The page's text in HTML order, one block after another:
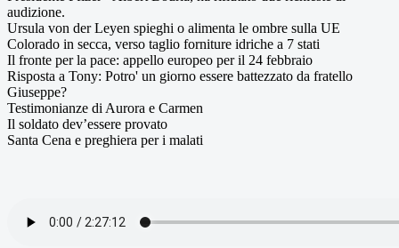
audizione.
Ursula von der Leyen spieghi o alimenta le ombre sulla UE
Colorado in secca, verso taglio forniture idriche a 7 stati
Il fronte per la pace: appello europeo per il 24 febbraio
Risposta a Tony: Potro' un giorno essere battezzato da fratello
Giuseppe?
Testimonianze di Aurora e Carmen
Il soldato dev’essere provato
Santa Cena e preghiera per i malati